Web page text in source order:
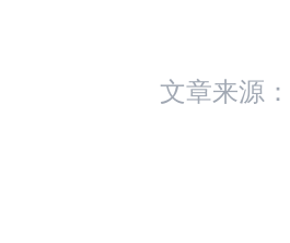
文章来源